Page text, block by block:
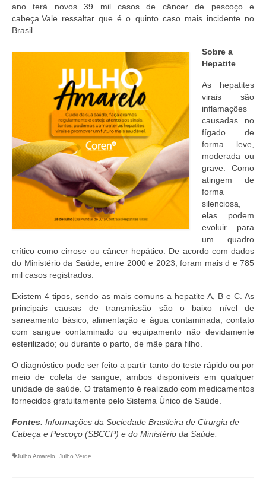
Notícias
Fale Conosco
ano terá novos 39 mil casos de câncer de pescoço e
cabeça.Vale ressaltar que é o quinto caso mais incidente no
Brasil.
Sobre a
Hepatite
As hepatites
virais são
inflamações
causadas no
fígado de
forma leve,
moderada ou
grave. Como
atingem de
forma
silenciosa,
elas podem
evoluir para
um quadro
crítico como cirrose ou câncer hepático. De acordo com dados
do Ministério da Saúde, entre 2000 e 2023, foram mais d e 785
mil casos registrados.
Existem 4 tipos, sendo as mais comuns a hepatite A, B e C. As
principais causas de transmissão são o baixo nível de
saneamento básico, alimentação e água contaminada; contato
com sangue contaminado ou equipamento não devidamente
esterilizado; ou durante o parto, de mãe para filho.
O diagnóstico pode ser feito a partir tanto do teste rápido ou por
meio de coleta de sangue, ambos disponíveis em qualquer
unidade de saúde. O tratamento é realizado com medicamentos
fornecidos gratuitamente pelo Sistema Único de Saúde.
Fontes: Informações da Sociedade Brasileira de Cirurgia de
Cabeça e Pescoço (SBCCP) e do Ministério da Saúde.
Julho Amarelo Julho Verde